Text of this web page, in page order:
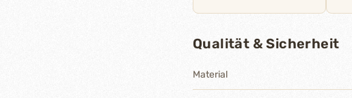
Qualität & Sicherheit
Material